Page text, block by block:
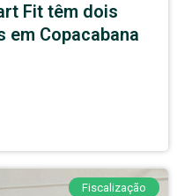
Fit têm dois
Copacabana
Fiscalização